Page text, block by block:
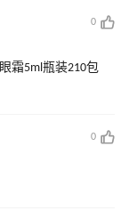
0
霜5ml瓶装210包
0